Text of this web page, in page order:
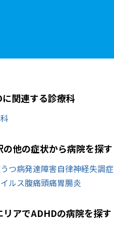
関連する診療科
の他の症状から病院を探す
うつ病発達障害自律神経失調症
ルス腹痛頭痛胃腸炎
リアでADHDの病院を探す